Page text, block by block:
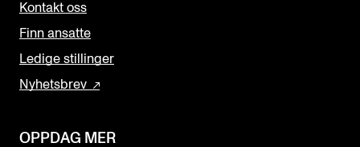
Kontakt oss
Finn ansatte
Ledige stillinger
Nyhetsbrev
OPPDAG MER